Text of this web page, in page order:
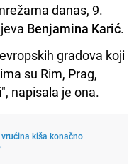
danas, 9.
Benjamina Karić.
gradova koji
su Rim, Prag,
napisala je ona.
kiša konačno